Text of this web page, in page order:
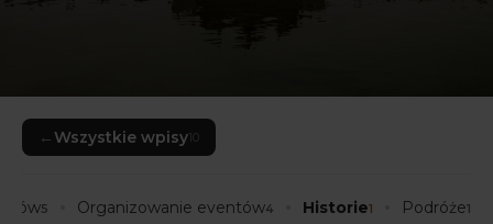
←Wszystkie wpisy10
5 Organizowanie eventów4 Historie1 Podróże1